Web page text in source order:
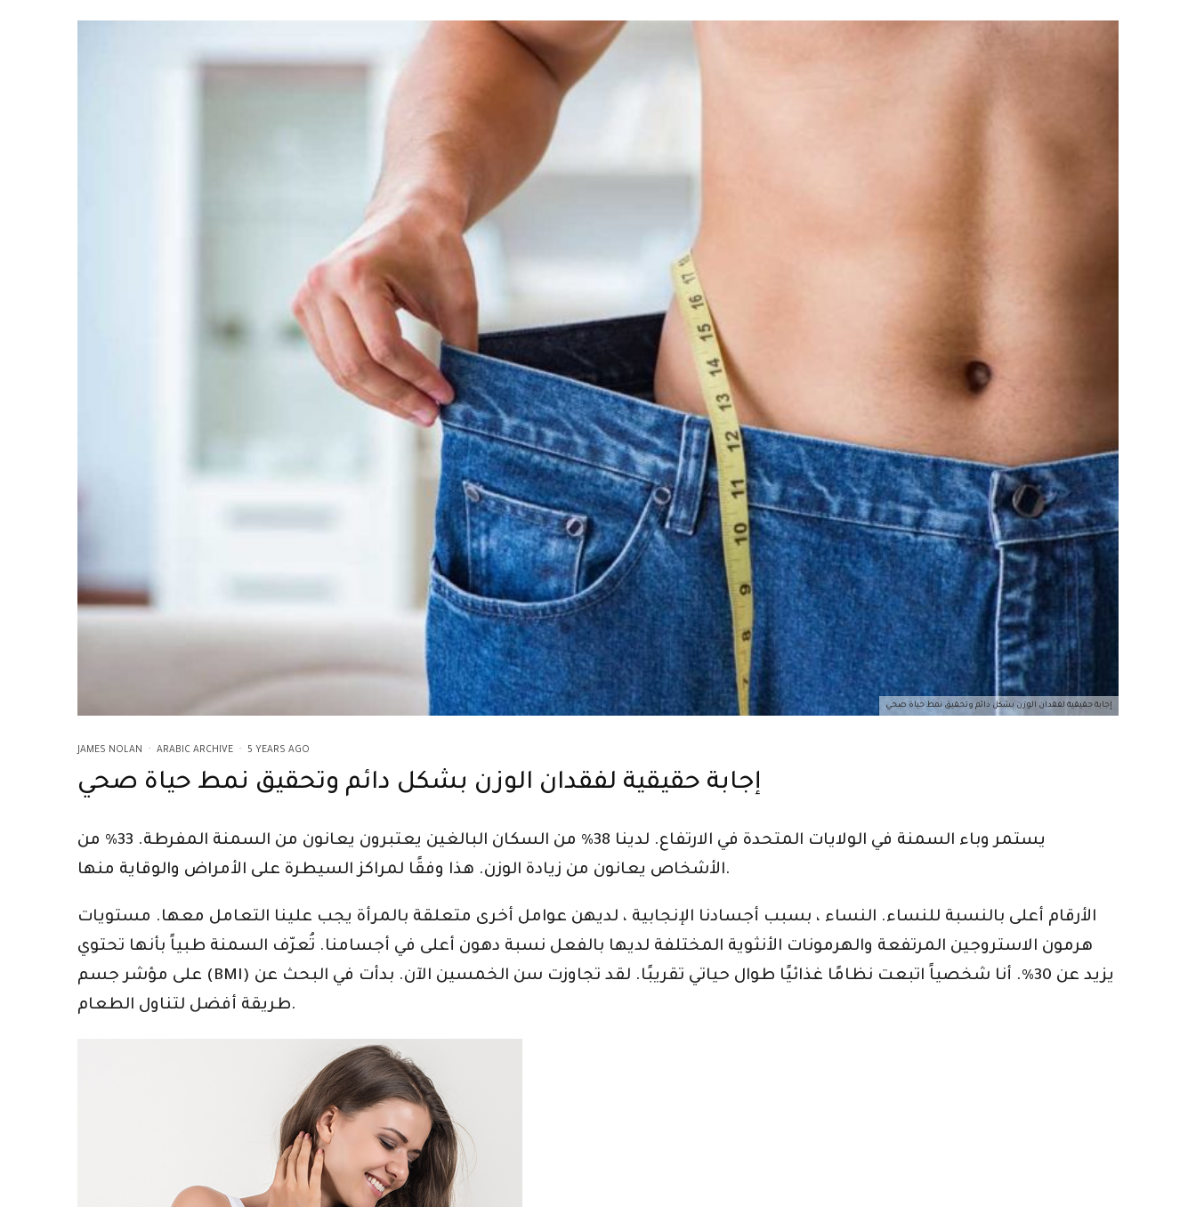
إجابة حقيقية لفقدان الوزن بشكل دائم وتحقيق نمط حياة صحي
JAMES NOLAN · ARABIC ARCHIVE · 5 YEARS AGO
إجابة حقيقية لفقدان الوزن بشكل دائم وتحقيق نمط حياة صحي
يستمر وباء السمنة في الولايات المتحدة في الارتفاع. لدينا 38٪ من السكان البالغين يعتبرون يعانون من السمنة المفرطة. 33٪ من
الأشخاص يعانون من زيادة الوزن. هذا وفقًا لمراكز السيطرة على الأمراض والوقاية منها.
الأرقام أعلى بالنسبة للنساء. النساء ، بسبب أجسادنا الإنجابية ، لديهن عوامل أخرى متعلقة بالمرأة يجب علينا التعامل معها. مستويات
هرمون الاستروجين المرتفعة والهرمونات الأنثوية المختلفة لديها بالفعل نسبة دهون أعلى في أجسامنا. تُعرّف السمنة طبياً بأنها تحتوي
على مؤشر جسم (BMI) يزيد عن 30٪. أنا شخصياً اتبعت نظامًا غذائيًا طوال حياتي تقريبًا. لقد تجاوزت سن الخمسين الآن. بدأت في البحث عن
طريقة أفضل لتناول الطعام.